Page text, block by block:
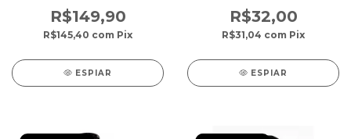
R$149,90
R$145,40 com Pix
ESPIAR
R$32,00
R$31,04 com Pix
ESPIAR